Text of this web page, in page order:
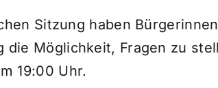
Sitzung haben
die Möglichkeit, Fragen zu
19:00 Uhr.